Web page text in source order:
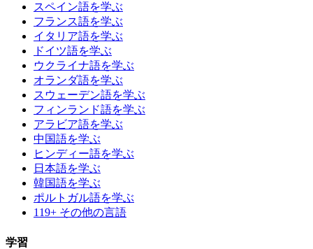
スペイン語を学ぶ
フランス語を学ぶ
イタリア語を学ぶ
ドイツ語を学ぶ
ウクライナ語を学ぶ
オランダ語を学ぶ
スウェーデン語を学ぶ
フィンランド語を学ぶ
アラビア語を学ぶ
中国語を学ぶ
ヒンディー語を学ぶ
日本語を学ぶ
韓国語を学ぶ
ポルトガル語を学ぶ
119+ その他の言語
学習